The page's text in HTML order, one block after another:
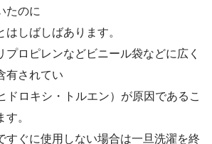
たのに
しばしばあります。
プロピレンなどビニール袋などに広く
有されてい
ドロキシ・トルエン）が原因であるこ
。
すぐに使用しない場合は一旦洗濯を終